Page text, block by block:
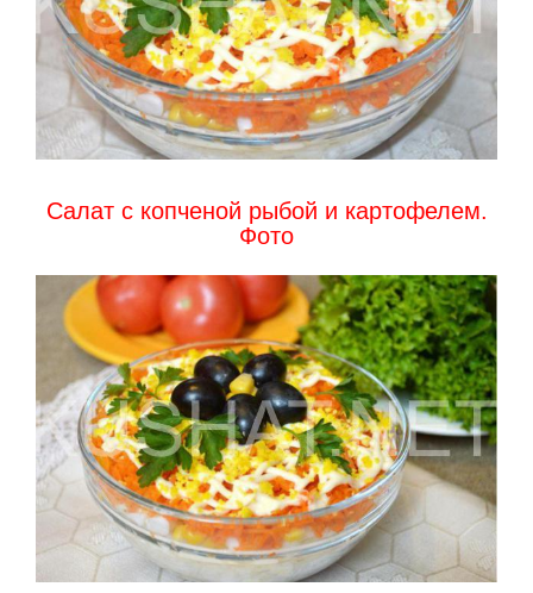
Салат с копченой рыбой и картофелем.
Фото